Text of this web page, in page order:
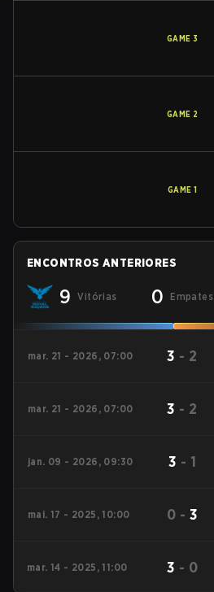
GAME 3
GAME 2
GAME 1
ENCONTROS ANTERIORES
9 Vitórias 0 Empates
mar. 21 - 2026, 07:00 3 - 2
mar. 21 - 2026, 07:00 3 - 2
jan. 09 - 2026, 09:30 3 - 1
mai. 17 - 2025, 10:00 0 - 3
mar. 14 - 2025, 11:00 3 - 0